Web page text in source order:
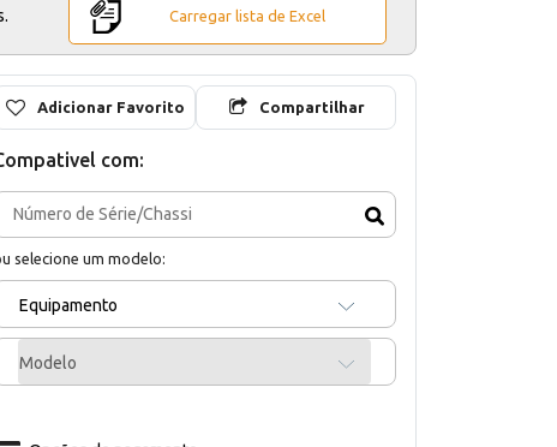
Carregar lista de Excel
Adicionar Favorito Compartilhar
com:
selecione um modelo:
Equipamento
Modelo